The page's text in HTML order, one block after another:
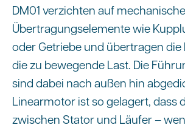
DM01 verzichten auf mechanische
Übertragungselemente wie
oder Getriebe und übertragen
die zu bewegende Last. Die
sind dabei nach außen hin
Linearmotor ist so gelagert, dass
zwischen Stator und Läufer –